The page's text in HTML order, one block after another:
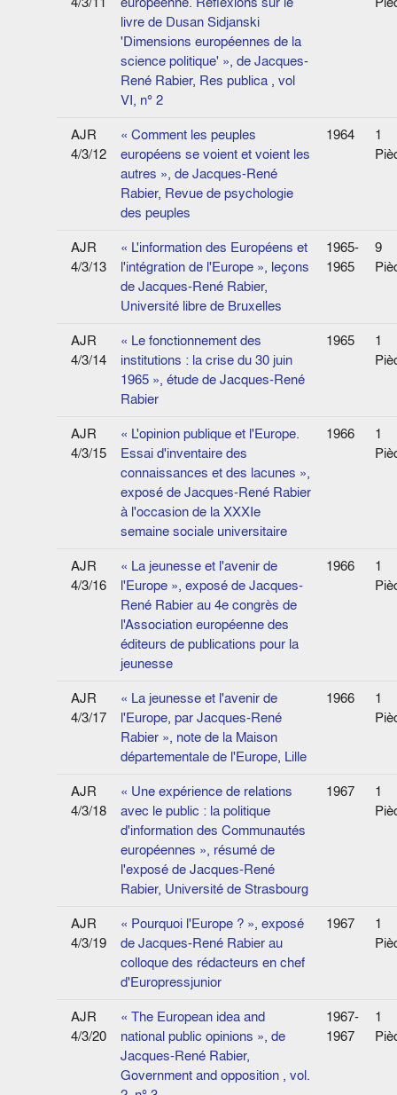
livre de Dusan Sidjanski
'Dimensions européennes de la
science politique' », de Jacques-
René Rabier, Res publica , vol
VI, n° 2
AJR
4/3/12
« Comment les peuples
européens se voient et voient les
autres », de Jacques-René
Rabier, Revue de psychologie
des peuples
1964
1
AJR
4/3/13
« L'information des Européens et
l'intégration de l'Europe », leçons
de Jacques-René Rabier,
Université libre de Bruxelles
1965-
1965
9
AJR
4/3/14
« Le fonctionnement des
institutions : la crise du 30 juin
1965 », étude de Jacques-René
Rabier
1965
1
AJR
4/3/15
« L'opinion publique et l'Europe.
Essai d'inventaire des
connaissances et des lacunes »,
exposé de Jacques-René Rabier
à l'occasion de la XXXIe
semaine sociale universitaire
1966
1
AJR
4/3/16
« La jeunesse et l'avenir de
l'Europe », exposé de Jacques-
René Rabier au 4e congrès de
l'Association européenne des
éditeurs de publications pour la
jeunesse
1966
1
AJR
4/3/17
« La jeunesse et l'avenir de
l'Europe, par Jacques-René
Rabier », note de la Maison
départementale de l'Europe, Lille
1966
1
AJR
4/3/18
« Une expérience de relations
avec le public : la politique
d'information des Communautés
européennes », résumé de
l'exposé de Jacques-René
Rabier, Université de Strasbourg
1967
1
AJR
4/3/19
« Pourquoi l'Europe ? », exposé
de Jacques-René Rabier au
colloque des rédacteurs en chef
d'Europressjunior
1967
1
AJR
4/3/20
« The European idea and
national public opinions », de
Jacques-René Rabier,
Government and opposition , vol.
1967-
1967
1